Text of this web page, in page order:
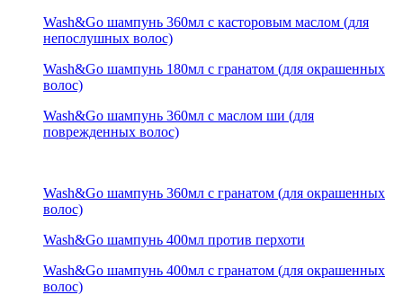
Wash&Go шампунь 360мл с касторовым маслом (для
непослушных волос)
Wash&Go шампунь 180мл с гранатом (для окрашенных
волос)
Wash&Go шампунь 360мл с маслом ши (для
поврежденных волос)
Wash&Go шампунь 360мл с гранатом (для окрашенных
волос)
Wash&Go шампунь 400мл против перхоти
Wash&Go шампунь 400мл с гранатом (для окрашенных
волос)